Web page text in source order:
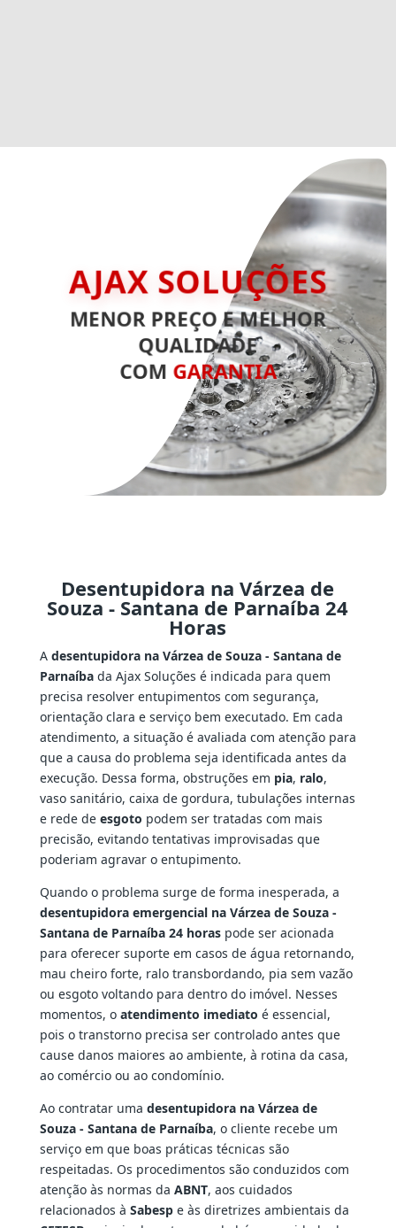
AJAX SOLUÇÕES
MENOR PREÇO E MELHOR
QUALIDADE
COM GARANTIA
Desentupidora na Várzea de
Souza - Santana de Parnaíba 24
Horas
A desentupidora na Várzea de Souza - Santana de
Parnaíbada Ajax Soluções é indicada para quem
precisa resolver entupimentos com segurança,
orientação clara e serviço bem executado. Em cada
atendimento, a situação é avaliada com atenção para
que a causa do problema seja identificada antes da
execução. Dessa forma, obstruções em pia, ralo,
vaso sanitário, caixa de gordura, tubulações internas
e rede de esgoto podem ser tratadas com mais
precisão, evitando tentativas improvisadas que
poderiam agravar o entupimento.
Quando o problema surge de forma inesperada, a
desentupidora emergencial na Várzea de Souza -
Santana de Parnaíba 24 horaspode ser acionada
para oferecer suporte em casos de água retornando,
mau cheiro forte, ralo transbordando, pia sem vazão
ou esgoto voltando para dentro do imóvel. Nesses
momentos, o atendimento imediato é essencial,
pois o transtorno precisa ser controlado antes que
cause danos maiores ao ambiente, à rotina da casa,
ao comércio ou ao condomínio.
Ao contratar uma desentupidora na Várzea de
Souza - Santana de Parnaíba, o cliente recebe um
serviço em que boas práticas técnicas são
respeitadas. Os procedimentos são conduzidos com
atenção às normas da ABNT, aos cuidados
relacionados à Sabespe às diretrizes ambientais da